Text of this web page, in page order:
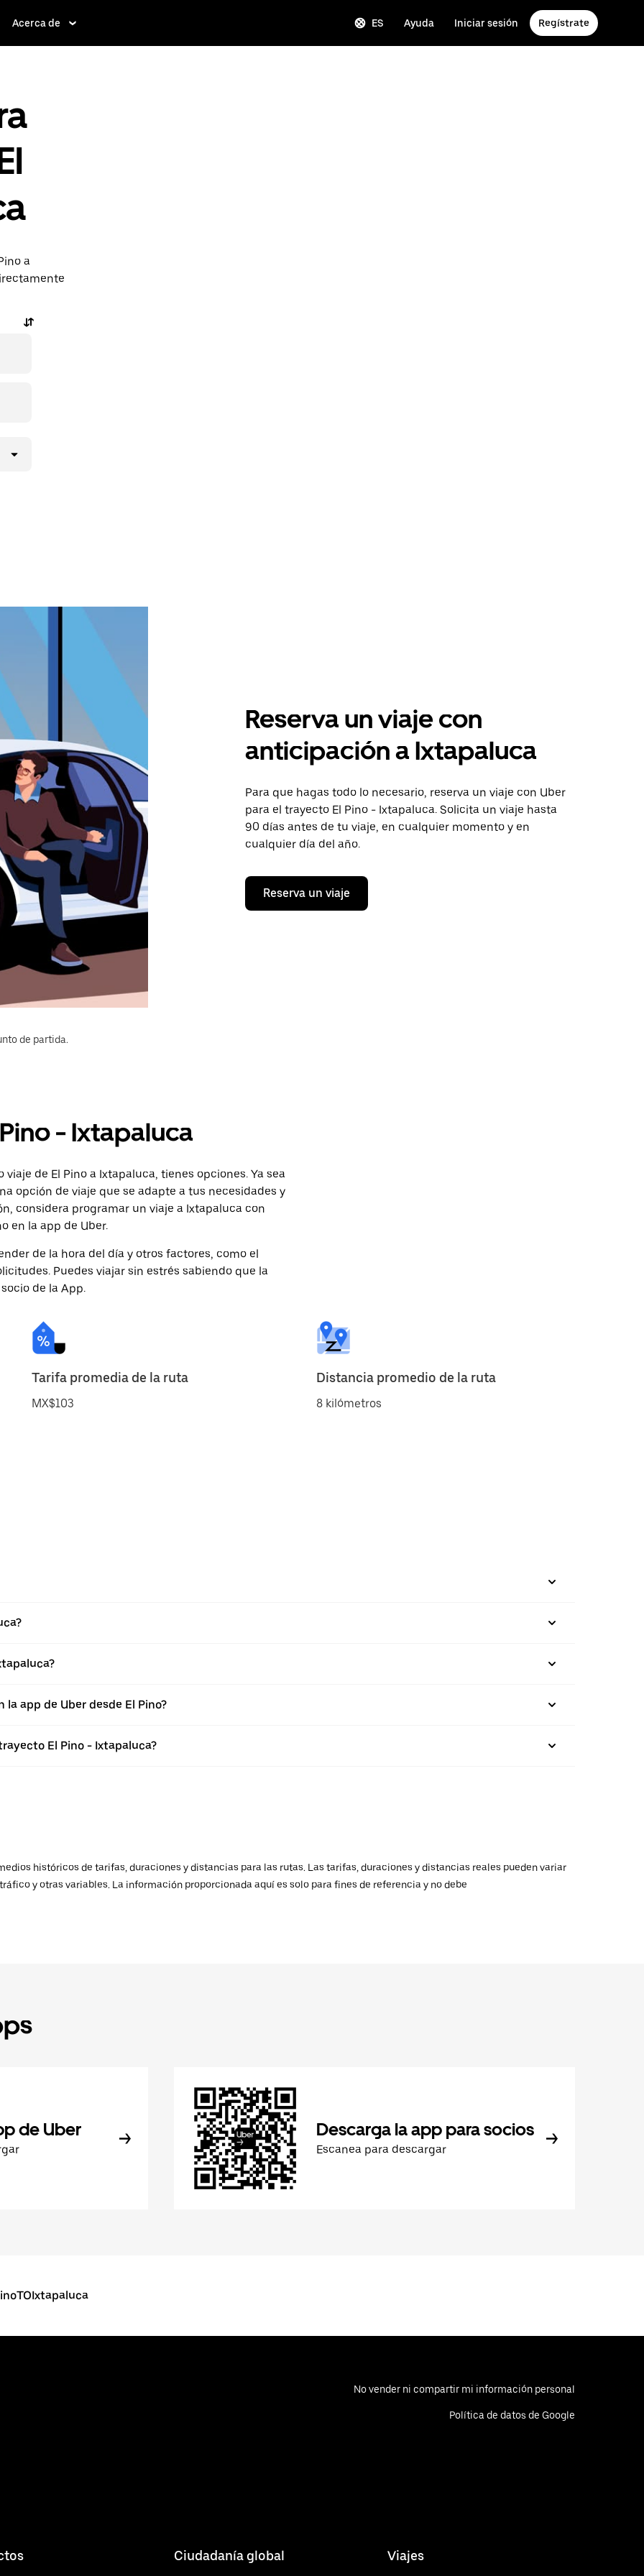
Acerca de ES Ayuda Iniciar sesión Regístrate
a
Reserva un viaje con
anticipación a Ixtapaluca
Para que hagas todo lo necesario, reserva un viaje con Uber
para el trayecto El Pino - Ixtapaluca. Solicita un viaje hasta
90 días antes de tu viaje, en cualquier momento y en
cualquier día del año.
Reserva un viaje
de partida.
- Ixtapaluca
de El Pino a Ixtapaluca, tienes opciones. Ya sea
opción de viaje que se adapte a tus necesidades y
considera programar un viaje a Ixtapaluca con
en la app de Uber.
de la hora del día y otros factores, como el
Puedes viajar sin estrés sabiendo que la
de la App.
Tarifa promedia de la ruta
MX$103
Distancia promedio de la ruta
8 kilómetros
app de Uber desde El Pino?
El Pino - Ixtapaluca?
históricos de tarifas, duraciones y distancias para las rutas. Las tarifas, duraciones y distancias reales pueden variar
y otras variables. La información proporcionada aquí es solo para fines de referencia y no debe
de Uber Descarga la app para socios
Escanea para descargar
No vender ni compartir mi información personal
Política de datos de Google
Ciudadanía global Viajes